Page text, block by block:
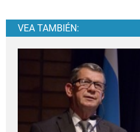
VEA TAMBIÉN: